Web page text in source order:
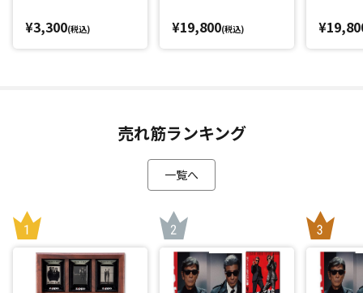
¥3,300(税込) ¥19,800(税込)
売れ筋ランキング
一覧へ